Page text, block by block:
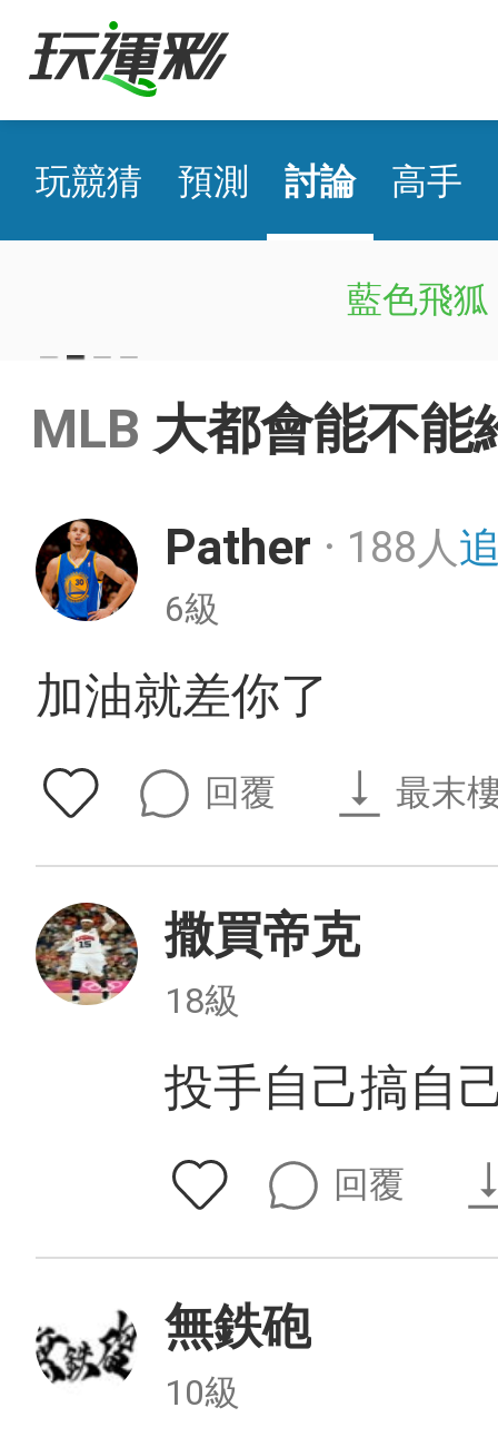
玩競猜 預測 討論 高手
日棒 國際盤近22
MLB 大都會能不能
Pather ・ 188人
6級
加油就差你了
回覆 最末
撒買帝克
18級
投手自己搞自
回覆
無鉄砲
10級